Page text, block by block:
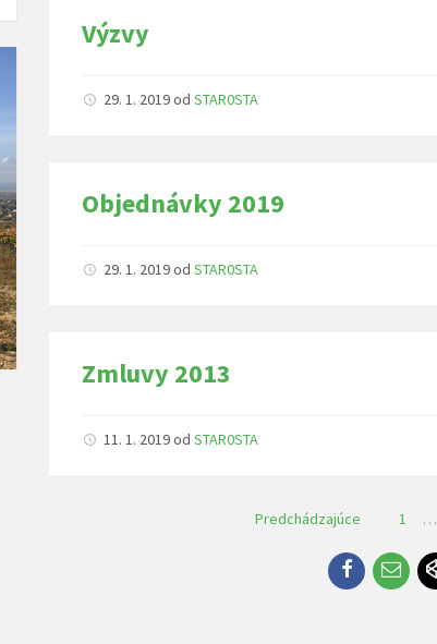
Výzvy
29. 1. 2019odSTAR0STA
Objednávky 2019
29. 1. 2019odSTAR0STA
Zmluvy 2013
11. 1. 2019odSTAR0STA
Predchádzajúce 1 …